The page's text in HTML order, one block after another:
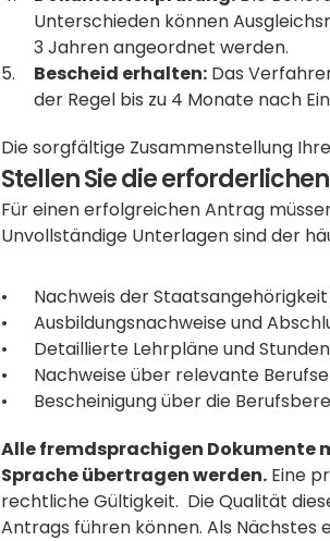
Unterschieden können
3 Jahren angeordnet werden.
Bescheid erhalten: Das
der Regel bis zu 4 Monate nach
Die sorgfältige Zusammenstellung
Stellen Sie die
Für einen erfolgreichen Antrag
Unvollständige Unterlagen sind der
Nachweis der Staatsangehörigkeit
Ausbildungsnachweise und
Detaillierte Lehrpläne und
Nachweise über relevante
Bescheinigung über die
Alle fremdsprachigen Dokumente
Sprache übertragen werden. Eine
rechtliche Gültigkeit.  Die Qualität
Antrags führen können. Als Nächstes